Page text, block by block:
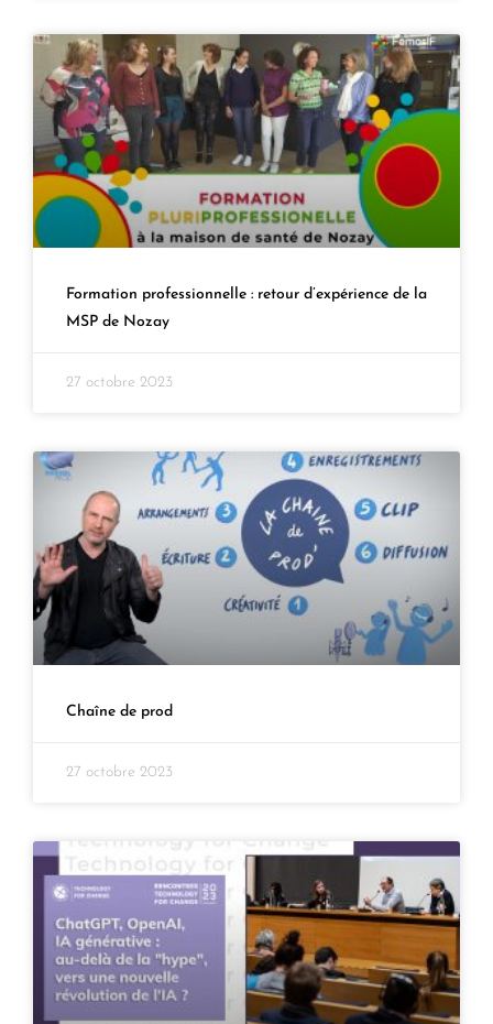
Formation professionnelle : retour d’expérience de la
MSP de Nozay
27 octobre 2023
Chaîne de prod
27 octobre 2023